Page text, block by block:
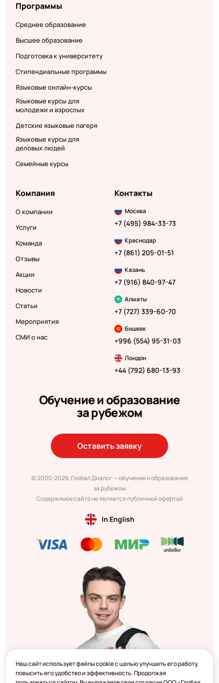
Программы
Среднее образование
Высшее образование
Подготовка к университету
Стипендиальные программы
Языковые онлайн-курсы
Языковые курсы для
молодежи и взрослых
Детские языковые лагеря
Языковые курсы для
деловых людей
Семейные курсы
Компания
О компании
Услуги
Команда
Отзывы
Акции
Новости
Статьи
Мероприятия
СМИ о нас
Контакты
Москва
+7 (495) 984-33-73
Краснодар
+7 (861) 205-01-51
Казань
+7 (916) 840-97-47
Алматы
+7 (727) 339-60-70
Бишкек
+996 (554) 95-31-03
Лондон
+44 (792) 680-13-93
Обучение и образование
за рубежом
Оставить заявку
© 2005-2026, Глобал Диалог — обучение и образование
за рубежом
Содержимое сайта не является публичной офертой
In English
Наш сайт использует файлы cookie с целью улучшить его работу,
повысить его удобство и эффективность. Продолжая